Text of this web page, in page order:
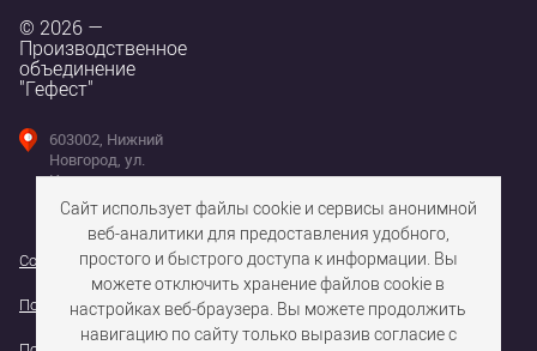
© 2026 —
Производственное
объединение
"Гефест"
603002, Нижний
Новгород, ул.
Интернациональная,
д. 100
Согласие на использование файлов cookie
Политика конфедициальности персональных данных
Сайт использует файлы cookie и сервисы анонимной
веб-аналитики для предоставления удобного,
простого и быстрого доступа к информации. Вы
можете отключить хранение файлов cookie в
настройках веб-браузера. Вы можете продолжить
навигацию по сайту только выразив согласие с